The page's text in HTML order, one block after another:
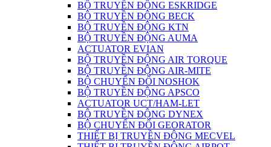
BỘ TRUYỀN ĐỘNG ESKRIDGE
BỘ TRUYỀN ĐỘNG BECK
BỘ TRUYỀN ĐỘNG KTN
BỘ TRUYỀN ĐỘNG AUMA
ACTUATOR EVIAN
BỘ TRUYỀN ĐỘNG AIR TORQUE
BỘ TRUYỀN ĐỘNG AIR-MITE
BỘ CHUYỂN ĐỔI NOSHOK
BỘ TRUYỀN ĐỘNG APSCO
ACTUATOR UCT/HAM-LET
BỘ TRUYỀN ĐỘNG DYNEX
BỘ CHUYỂN ĐỔI GEORATOR
THIẾT BỊ TRUYỀN ĐỘNG MECVEL